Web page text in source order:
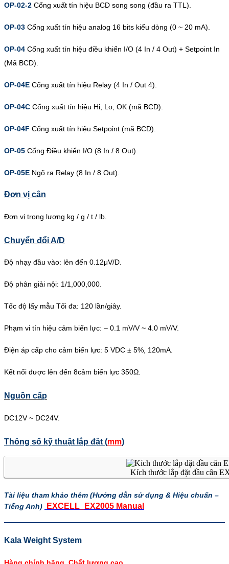
OP-02-2 Cổng xuất tín hiệu BCD song song (đầu ra TTL).
OP-03 Cổng xuất tín hiệu analog 16 bits kiểu dòng (0 ~ 20 mA).
OP-04 Cổng xuất tín hiệu điều khiển I/O (4 In / 4 Out) + Setpoint In
(Mã BCD).
OP-04E Cổng xuất tín hiệu Relay (4 In / Out 4).
OP-04C Cổng xuất tín hiệu Hi, Lo, OK (mã BCD).
OP-04F Cổng xuất tín hiệu Setpoint (mã BCD).
OP-05 Cổng Điều khiển I/O (8 In / 8 Out).
OP-05E Ngõ ra Relay (8 In / 8 Out).
Đơn vị cân
Đơn vị trọng lượng kg / g / t / lb.
Chuyển đổi A/D
Độ nhạy đầu vào: lên đến 0.12μV/D.
Độ phân giải nội: 1/1,000,000.
Tốc độ lấy mẫu Tối đa: 120 lần/giây.
Phạm vi tín hiệu cảm biến lực: – 0.1 mV/V ~ 4.0 mV/V.
Điện áp cấp cho cảm biến lực: 5 VDC ± 5%, 120mA.
Kết nối được lên đến 8cảm biến lực 350Ω.
Nguồn cấp
DC12V ~ DC24V.
Thông số kỹ thuật lắp đặt (mm)
Kích thước lắp đặt đầu cân
Tài liệu tham khảo thêm (Hướng dẫn sử dụng & Hiệu chuẩn –
Tiếng Anh)
EXCELL_EX2005 Manual
Kala Weight System